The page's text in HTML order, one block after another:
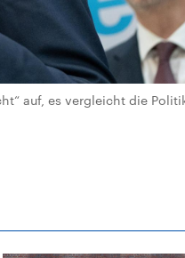
auf, es vergleicht die